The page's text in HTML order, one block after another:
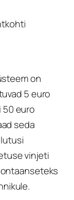
on
5 euro
euro
seda
vinjeti